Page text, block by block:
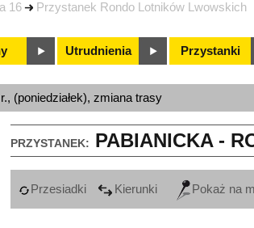
16 Przystanek Rondo Lotników Lwowskich
Utrudnienia Przystanki
(poniedziałek), zmiana trasy
PRZYSTANEK: PABIANICKA -
Przesiadki Kierunki Pokaż na